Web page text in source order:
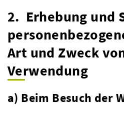
2. Erhebung und
Art und Zweck
Verwendung
a) Beim Besuch der